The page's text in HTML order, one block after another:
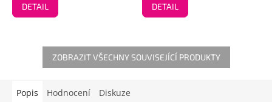
DETAIL DETAIL
ZOBRAZIT VŠECHNY SOUVISEJÍCÍ PRODUKTY
Popis Hodnocení Diskuze